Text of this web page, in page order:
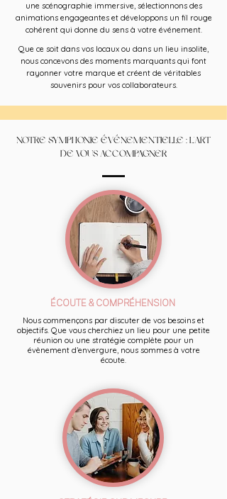
une scénographie immersive, sélectionnons des
animations engageantes et développons un fil rouge
cohérent qui donne du sens à votre événement.
Que ce soit dans vos locaux ou dans un lieu insolite,
nous concevons des moments marquants qui font
rayonner votre marque et créent de véritables
souvenirs pour vos collaborateurs.
NOTRE SYMPHONIE ÉVÉNEMENTIELLE : L'ART
DE VOUS ACCOMPAGNER
ÉCOUTE & COMPRÉHENSION
Nous commençons par discuter de vos besoins et
objectifs. Que vous cherchiez un lieu pour une petite
réunion ou une stratégie complète pour un
évènement d’envergure, nous sommes à votre
écoute.